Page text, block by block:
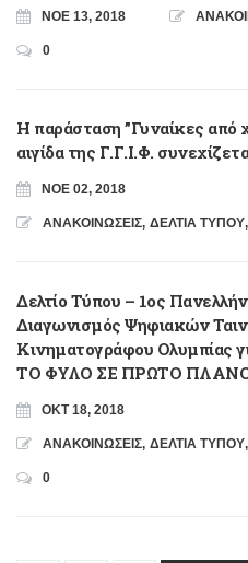
ΝΟΈ 13, 2018
0
Η παράσταση ”Γυναίκες από
αιγίδα της Γ.Γ.Ι.Φ.
ΝΟΈ 02, 2018
ΑΝΑΚΟΙΝΩΣΕΙΣ, ΔΕΛΤΙΑ ΤΥΠΟΥ,
Δελτίο Τύπου – 1ος
Διαγωνισμός Ψηφιακών
Κινηματογράφου Ολυμπίας
ΤΟ ΦΥΛΟ ΣΕ ΠΡΩΤΟ
ΟΚΤ 18, 2018
ΑΝΑΚΟΙΝΩΣΕΙΣ, ΔΕΛΤΙΑ ΤΥΠΟΥ,
0